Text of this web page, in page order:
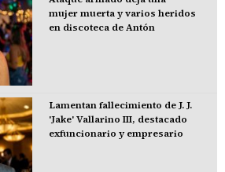
mujer muerta y varios heridos
en discoteca de Antón
Lamentan fallecimiento de J. J.
'Jake' Vallarino III, destacado
exfuncionario y empresario